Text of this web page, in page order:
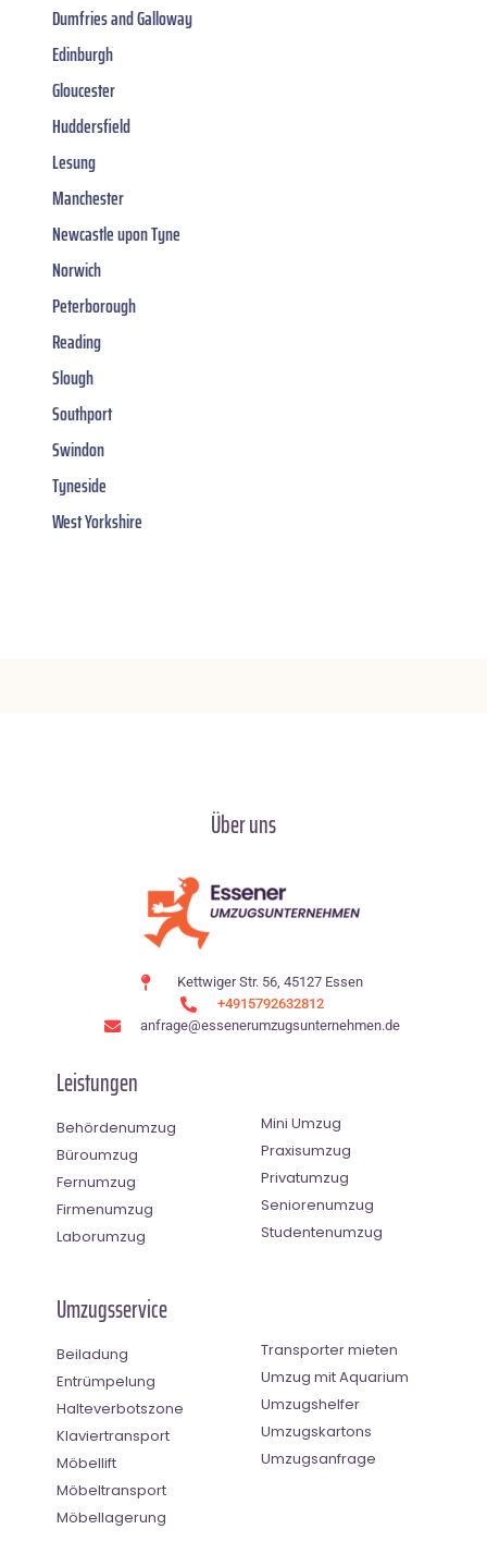
Dumfries and Galloway
Edinburgh
Gloucester
Huddersfield
Lesung
Manchester
Newcastle upon Tyne
Norwich
Peterborough
Reading
Slough
Southport
Swindon
Tyneside
West Yorkshire
Über uns
Kettwiger Str. 56, 45127 Essen
+4915792632812
anfrage@essenerumzugsunternehmen.de
Leistungen
Behördenumzug
Büroumzug
Fernumzug
Firmenumzug
Laborumzug
Mini Umzug
Praxisumzug
Privatumzug
Seniorenumzug
Studentenumzug
Umzugsservice
Beiladung
Entrümpelung
Halteverbotszone
Klaviertransport
Möbellift
Möbeltransport
Möbellagerung
Transporter mieten
Umzug mit Aquarium
Umzugshelfer
Umzugskartons
Umzugsanfrage